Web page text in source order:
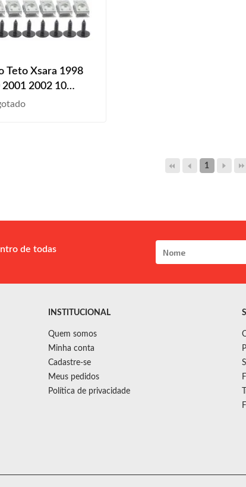
Teto Xsara 1998
2002 10
1
de todas
INSTITUCIONAL
Quem somos
Minha conta
Cadastre-se
Meus pedidos
Política de privacidade